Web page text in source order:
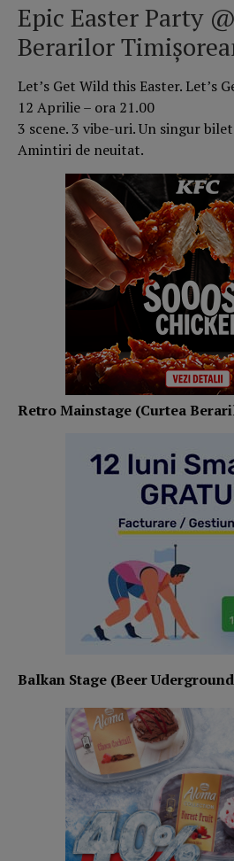
Epic Easter Party
Berarilor
Let’s Get Wild this Easter. Let’s
12 Aprilie – ora 21.00
3 scene. 3 vibe-uri. Un singur
Amintiri de neuitat.
Retro Mainstage (Curtea
Balkan Stage (Beer